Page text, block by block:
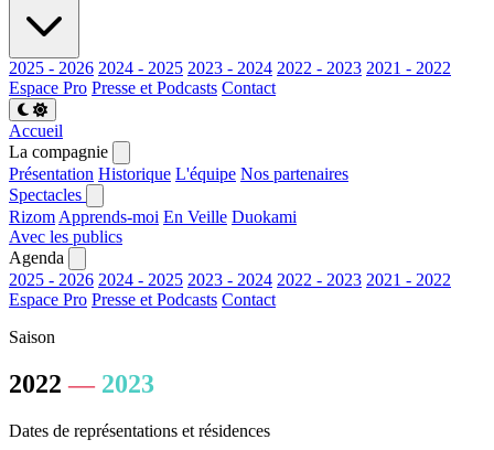
2025 - 2026 2024 - 2025 2023 - 2024 2022 - 2023 2021 - 2022
Espace Pro Presse et Podcasts Contact
Accueil
La compagnie
Présentation Historique L'équipe Nos partenaires
Spectacles
Rizom Apprends-moi En Veille Duokami
Avec les publics
Agenda
2025 - 2026 2024 - 2025 2023 - 2024 2022 - 2023 2021 - 2022
Espace Pro Presse et Podcasts Contact
Saison
2022 — 2023
Dates de représentations et résidences